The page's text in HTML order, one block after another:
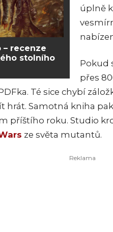
– recenze
stolního
úplně
Pokud
přes
Té sice chybí
hrát. Samotná kniha
příštího roku. Studio
ze světa mutantů.